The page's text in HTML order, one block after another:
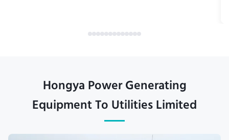
Hongya Power Generating
Equipment To Utilities Limited